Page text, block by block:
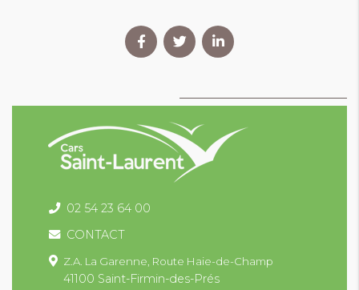
02 54 23 64 00
CONTACT
Z.A. La Garenne, Route Haie-de-Champ
41100 Saint-Firmin-des-Prés